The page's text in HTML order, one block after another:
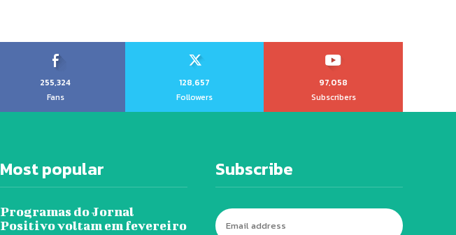
255,324
Fans
128,657
Followers
97,058
Subscribers
Most popular
Programas do Jornal
Positivo voltam em fevereiro
Subscribe